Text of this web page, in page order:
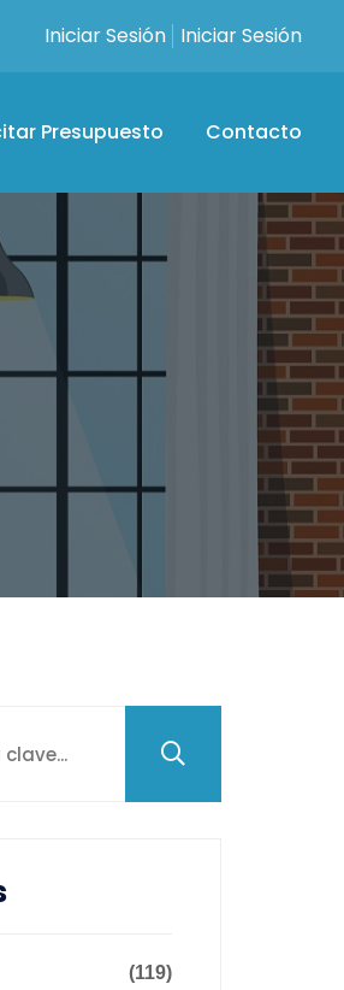
Iniciar Sesión Iniciar Sesión
Presupuesto Contacto
(119)